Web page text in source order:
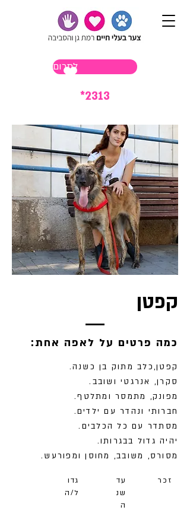
לתרום
*2313
קפטן
:כמה פרטים על לאפה אחת
קפטן,כלב מתוק בן כשנה.
סקרן, אנרגטי ושובב.
מפונק, מתמסר ומתלטף.
חברותי ונהדר עם ילדים.
מסתדר עם כל הכלבים.
יהיה גדול בבגרותו.
מסורס, משובב, מחוסן ומפורעש.
גדו
ל/ה
עד
שנ
ה
זכר